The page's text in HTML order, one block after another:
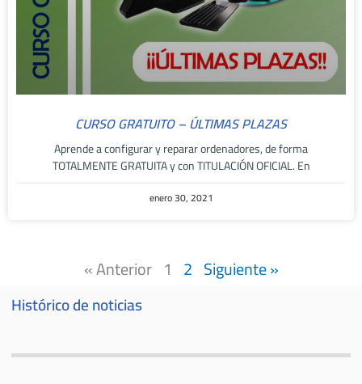
Histórico de noticias
CURSO GRATUITO – ÚLTIMAS PLAZAS
Aprende a configurar y reparar ordenadores, de forma
TOTALMENTE GRATUITA y con TITULACIÓN OFICIAL. En
enero 30, 2021
« Anterior 1 2 Siguiente »